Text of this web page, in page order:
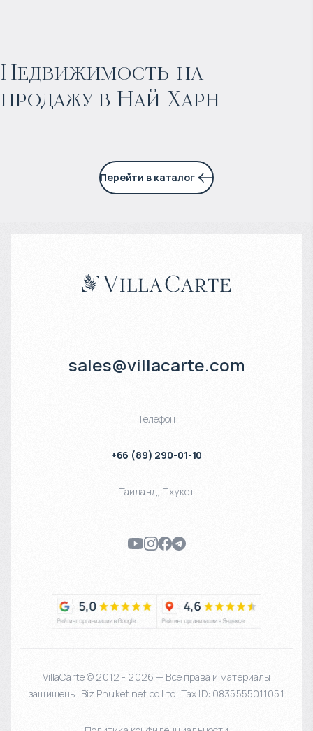
Недвижимость на
продажу в Най Харн
Прогнозируемый доход:
4% годовых
Перейти в каталог
sales@villacarte.com
Телефон
+66 (89) 290-01-10
Таиланд, Пхукет
VillaCarte © 2012 - 2026 — Все права и материалы
защищены. Biz Phuket.net co Ltd. Tax ID: 0835555011051